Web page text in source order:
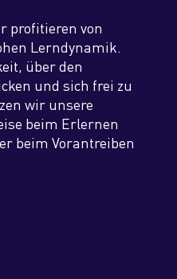
profitieren von
Lerndynamik.
über den
und sich frei zu
wir unsere
beim Erlernen
beim Vorantreiben